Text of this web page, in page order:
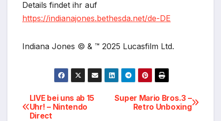
Details findet ihr auf
https://indianajones.bethesda.net/de-DE
Indiana Jones © & ™ 2025 Lucasfilm Ltd.
Beitragsnavigation
Super Mario Bros.3 –
Retro Unboxing
LIVE bei uns ab 15
Uhr! – Nintendo
Direct